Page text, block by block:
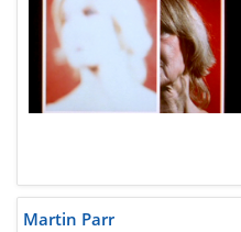
Martin Parr